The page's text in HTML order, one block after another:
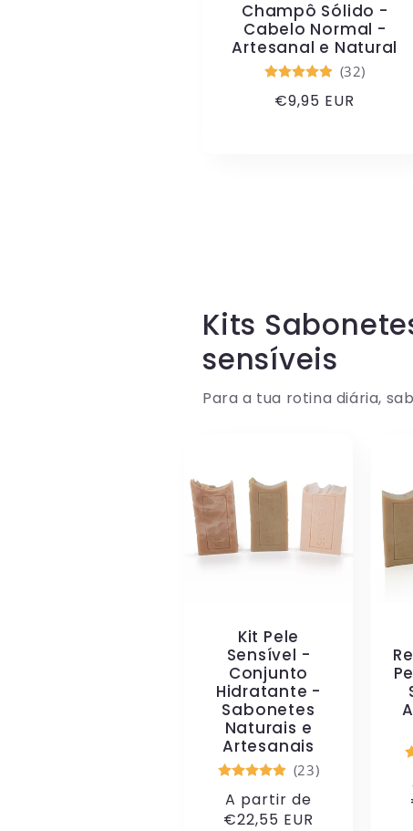
Champô Sólido -
Cabelo Normal -
Artesanal e Natural
(32)
Preço
€9,95 EUR
Kits
sensíveis
Para a tua rotina diária,
Kit Pele
Sensível -
Conjunto
Hidratante -
Sabonetes
Naturais e
Artesanais
(23)
Preço
normal
A partir de
€22,55 EUR